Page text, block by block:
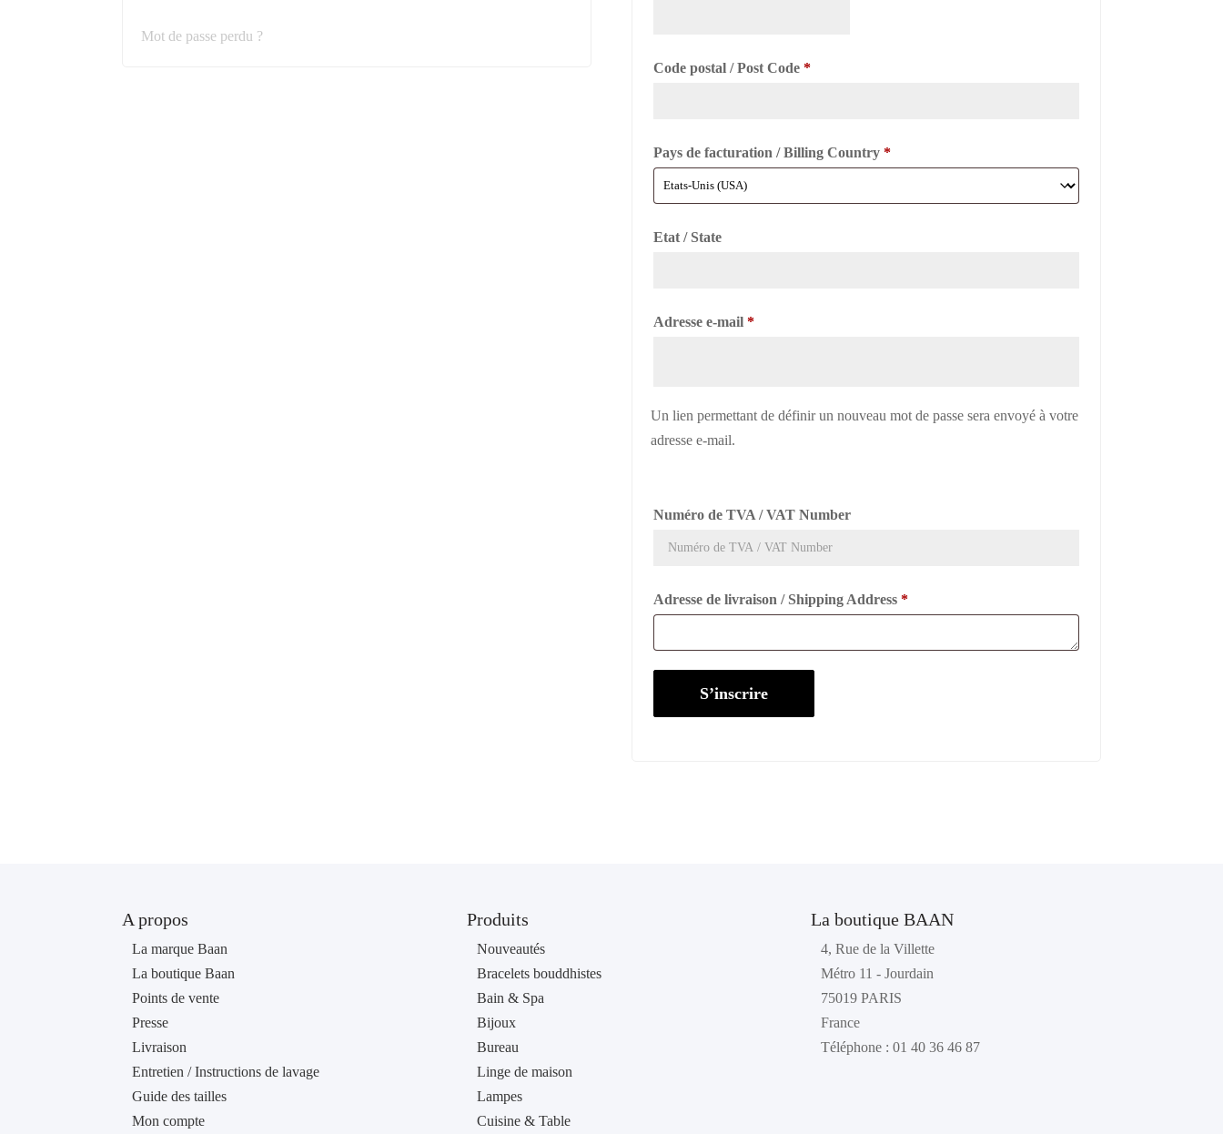
Mot de passe perdu ?
Code postal / Post Code *
Pays de facturation / Billing Country *
Etat / State
Adresse e-mail *Obligatoire
Un lien permettant de définir un nouveau mot de passe sera envoyé à votre
adresse e-mail.
Numéro de TVA / VAT Number
Adresse de livraison / Shipping Address *
S’inscrire
A propos
La marque Baan
La boutique Baan
Points de vente
Presse
Livraison
Entretien / Instructions de lavage
Guide des tailles
Mon compte
Produits
Nouveautés
Bracelets bouddhistes
Bain & Spa
Bijoux
Bureau
Linge de maison
Lampes
Cuisine & Table
La boutique BAAN
4, Rue de la Villette
Métro 11 - Jourdain
75019 PARIS
France
Téléphone : 01 40 36 46 87